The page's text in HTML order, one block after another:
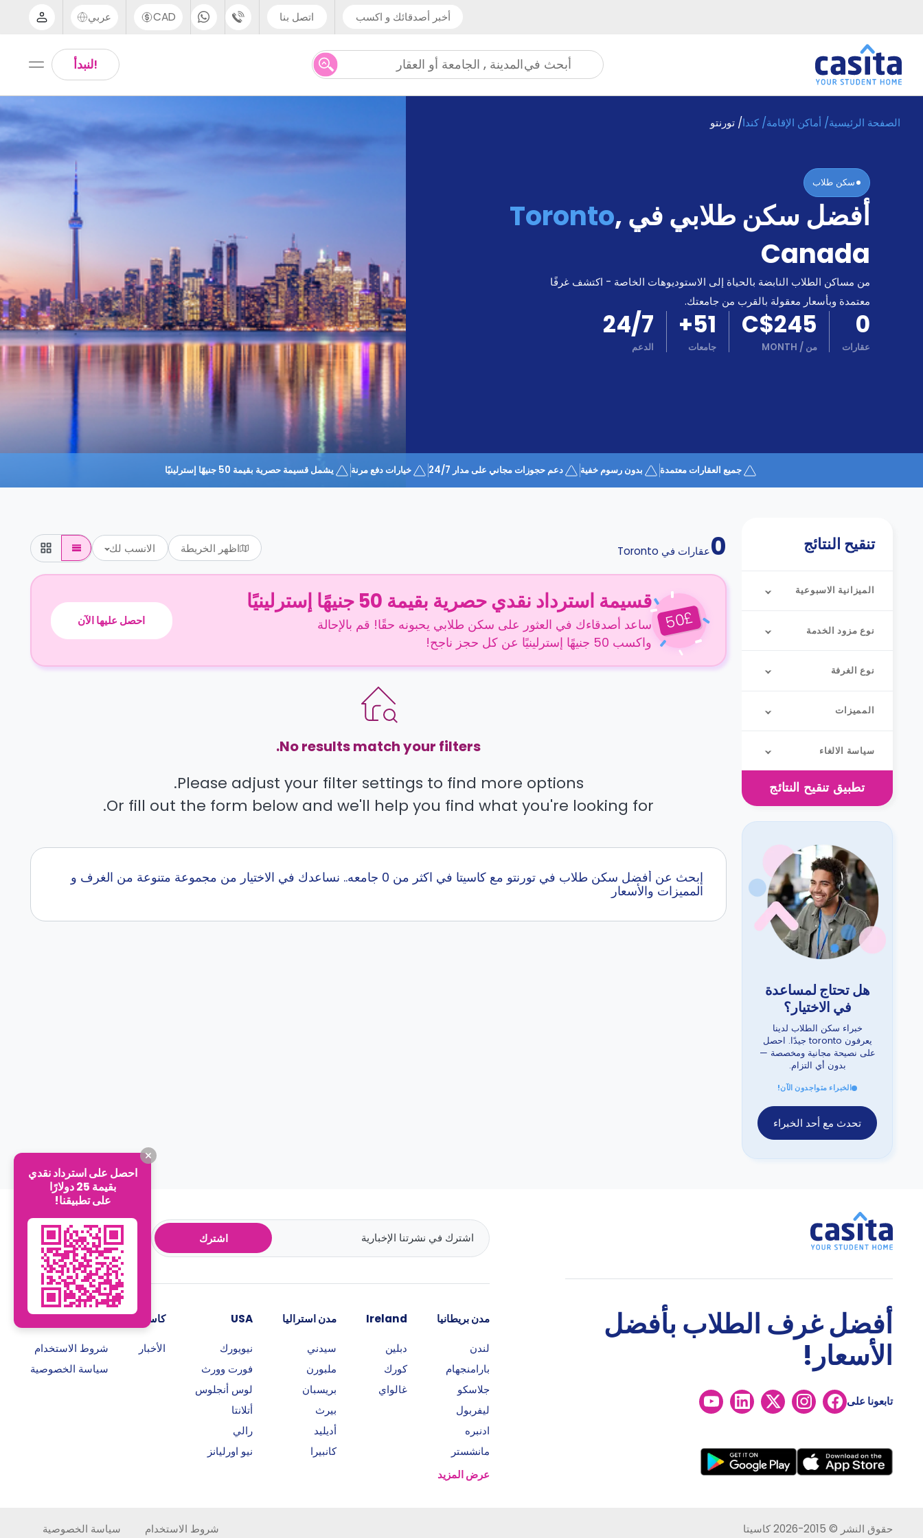
أخبر أصدقائك و اكسب اتصل بنا
UK - +44 (0) 20 3871 8666
US - +1 (646) 718 6172
CAD عربي
Arabic
Thai
!لنبدأ أبحث فيالمدينة , الجامعة أو العقار
الرئيسية عربي CAD
دخول
أصدقائك
تعمل؟
الصفحة الرئيسية/ أماكن الإقامة/ كندا/ تورنتو
سكن طلاب
أفضل سكن طلابي في Toronto,
Canada
من مساكن الطلاب النابضة بالحياة إلى الاستوديوهات الخاصة - اكتشف غرفًا
معتمدة وبأسعار معقولة بالقرب من جامعتك.
0
عقارات
C$245
من /
MONTH
51
+
جامعات
24/7
الدعم
جميع العقارات معتمدة بدون رسوم خفية دعم حجوزات مجاني على مدار 24/7 خيارات دفع مرنة يشمل قسيمة حصرية بقيمة 50 جنيهًا إسترلينيًا
تنقيح النتائج
الميزانية الاسبوعية
نوع مزود الخدمة
نوع الغرفة
المميزات
سياسة الالغاء
تطبيق تنقيح النتائج
هل تحتاج لمساعدة
في الاختيار؟
خبراء سكن الطلاب لدينا
يعرفون toronto جيدًا. احصل
على نصيحة مجانية ومخصصة —
بدون أي التزام.
الخبراء متواجدون الآن!
تحدث مع أحد الخبراء
0عقارات في Toronto اظهر الخريطة الانسب لك
£
50
قسيمة استرداد نقدي حصرية بقيمة 50 جنيهًا إسترلينيًا
ساعد أصدقاءك في العثور على سكن طلابي يحبونه حقًا! قم بالإحالة
واكسب 50 جنيهًا إسترلينيًا عن كل حجز ناجح!
احصل عليها الآن
No results match your filters.
Please adjust your filter settings to find more options.
Or fill out the form below and we'll help you find what you're looking for.
إبحث عن أفضل سكن طلاب في تورنتو مع كاسيتا في اكثر من 0 جامعه.. نساعدك في الاختيار من مجموعة متنوعة من الغرف و
المميزات والأسعار
اشترك
أفضل غرف الطلاب بأفضل
الأسعار!
تابعونا على
مدن بريطانيا
لندن
بارامنجهام
جلاسكو
ليفربول
ادنبره
مانشستر
عرض المزيد
Ireland
دبلين
كورك
غالواي
مدن استراليا
سيدني
ملبورن
بريسبان
بيرث
أديليد
كانبيرا
USA
نيويورك
فورت وورث
لوس أنجلوس
أتلانتا
رالي
نيو اورليانز
كاسيتا
الأخبار
روابط هامة
شروط الاستخدام
سياسة الخصوصية
حقوق النشر © 2015-2026 كاسيتا شروط الاستخدام سياسة الخصوصية
احصل على استرداد نقدي
بقيمة 25 دولارًا
على تطبيقنا!